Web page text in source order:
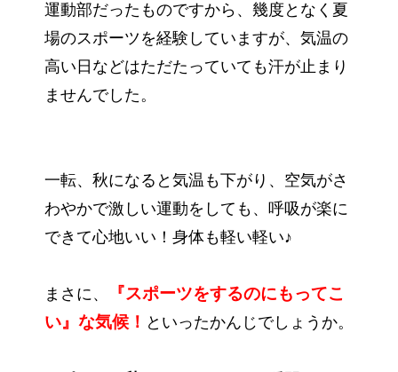
運動部だったものですから、幾度となく夏
場のスポーツを経験していますが、気温の
高い日などはただたっていても汗が止まり
ませんでした。
一転、秋になると気温も下がり、空気がさ
わやかで激しい運動をしても、呼吸が楽に
できて心地いい！身体も軽い軽い♪
まさに、
『スポーツをするのにもってこ
い』な気候！ といったかんじでしょうか。